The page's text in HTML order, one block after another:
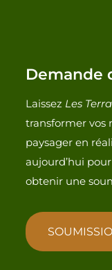
Demande
Laissez Les
transformer vos
paysager en
aujourd’hui
obtenir une